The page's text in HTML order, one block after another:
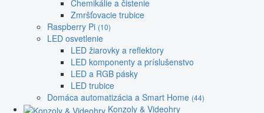
Chemikálie a čistenie
Zmršťovacie trubice
Raspberry Pi (10)
LED osvetlenie
LED žiarovky a reflektory
LED komponenty a príslušenstvo
LED a RGB pásky
LED trubice
Domáca automatizácia a Smart Home (44)
Konzoly & Videohry